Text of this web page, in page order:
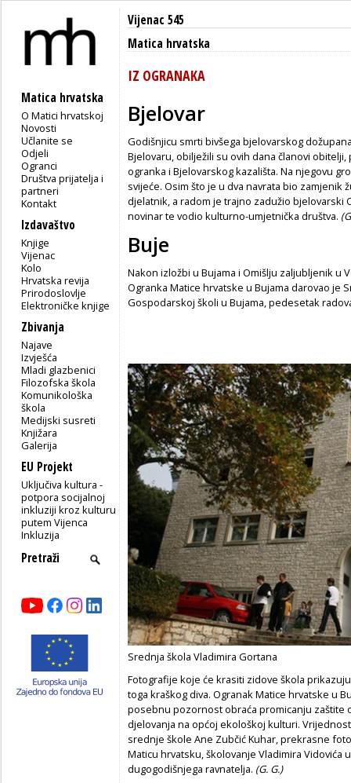
Matica hrvatska
O Matici hrvatskoj
Novosti
Učlanite se
Odjeli
Ogranci
Društva prijatelja i
partneri
Kontakt
Izdavaštvo
Knjige
Vijenac
Kolo
Hrvatska revija
Prirodoslovlje
Elektroničke knjige
Zbivanja
Najave
Izvješća
Mladi glazbenici
Filozofska škola
Komunikološka
škola
Medijski susreti
Knjižara
Galerija
EU Projekt
Uključiva kultura -
potpora socijalnoj
inkluziji kroz kulturu
putem Vijenca
Inkluzija
Vijenac 545
Matica hrvatska
IZ OGRANAKA
Bjelovar
Godišnjicu smrti bivšega bjelovarskog
Bjelovaru, obilježili su ovih dana članovi
ogranka i Bjelovarskog kazališta. Na njegovu
svijeće. Osim što je u dva navrata bio
djelatnik, a radom je trajno zadužio bjelovarski
novinar te vodio kulturno-umjetnička društva.
Buje
Nakon izložbi u Bujama i Omišlju zaljubljenik u
Ogranka Matice hrvatske u Bujama darovao je
Gospodarskoj školi u Bujama, pedesetak
Srednja škola Vladimira Gortana
Fotografije koje će krasiti zidove škola
toga kraškog diva. Ogranak Matice hrvatske u
posebnu pozornost obraća promicanju zaštite
djelovanja na općoj ekološkoj kulturi.
srednje škole Ane Zubčić Kuhar, prekrasne
Maticu hrvatsku, školovanje Vladimira Vidovića
dugogodišnjega ravnatelja. (G. G.)